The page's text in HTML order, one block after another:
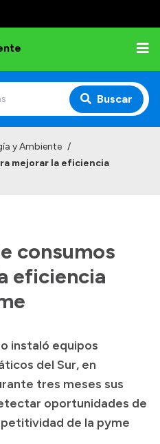
Buscar
y Ambiente /
mejorar la eficiencia
consumos
eficiencia
instaló equipos
del Sur, en
tres meses sus
oportunidades de
de la pyme